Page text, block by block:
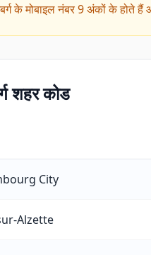
के मोबाइल नंबर 9 अंकों के होते
शहर कोड
City
Alzette